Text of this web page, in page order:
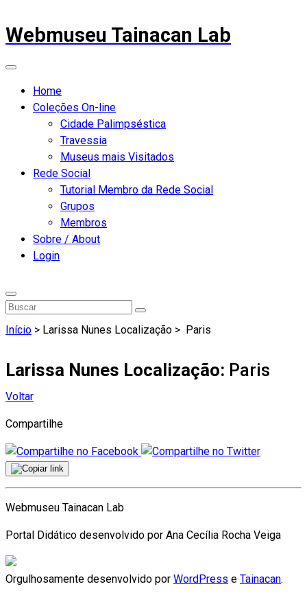
Webmuseu Tainacan Lab
Home
Coleções On-line
Cidade Palimpséstica
Travessia
Museus mais Visitados
Rede Social
Tutorial Membro da Rede Social
Grupos
Membros
Sobre / About
Login
Início > Larissa Nunes Localização > Paris
Larissa Nunes Localização: Paris
Voltar
Compartilhe
Webmuseu Tainacan Lab
Portal Didático desenvolvido por Ana Cecília Rocha Veiga
Orgulhosamente desenvolvido por WordPress e Tainacan.